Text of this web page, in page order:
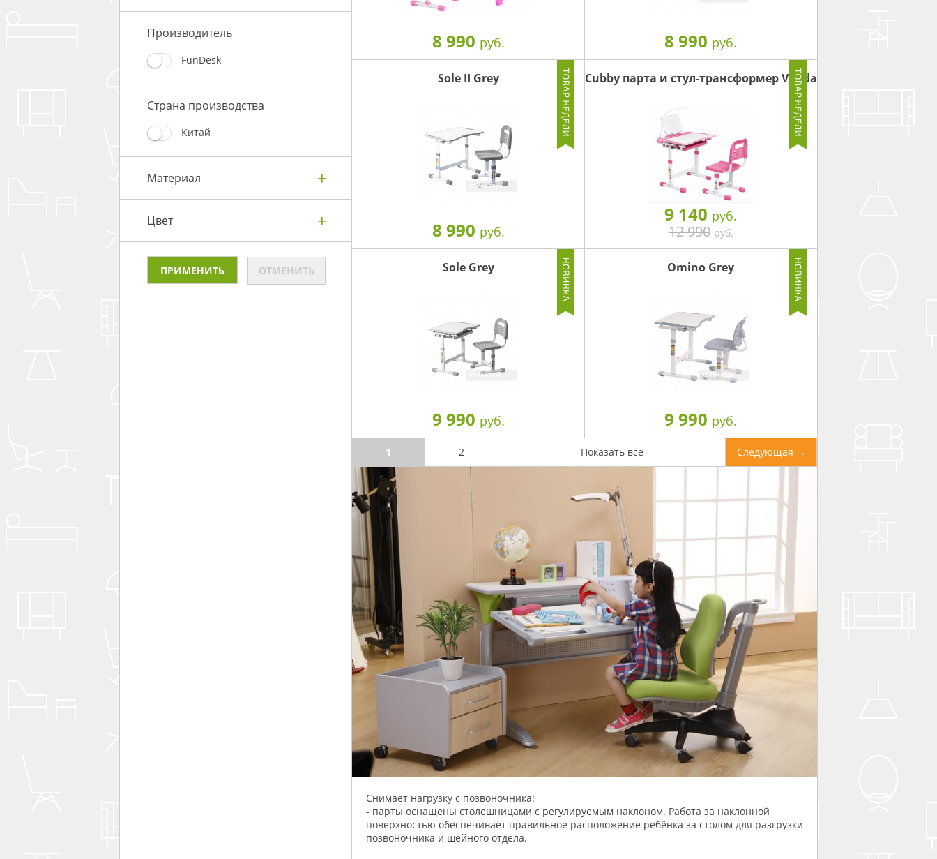
Производитель
FunDesk
Страна производства
Китай
Материал
Цвет
ОТМЕНИТЬ
8 990 руб. 8 990 руб.
Sole II Grey
8 990 руб.
Cubby парта и стул-трансформер Vanda
9 140 руб.
12 990 руб.
Sole Grey
9 990 руб.
Omino Grey
9 990 руб.
1 2 Показать все Следующая →
Снимает нагрузку с позвоночника:
- парты оснащены столешницами с регулируемым наклоном. Работа за наклонной
поверхностью обеспечивает правильное расположение ребёнка за столом для разгрузки
позвоночника и шейного отдела.